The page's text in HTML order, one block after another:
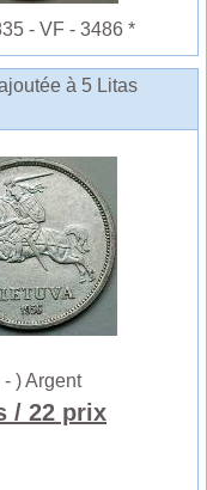
- VF - 3486 *
à 5 Litas
) Argent
/ 22 prix